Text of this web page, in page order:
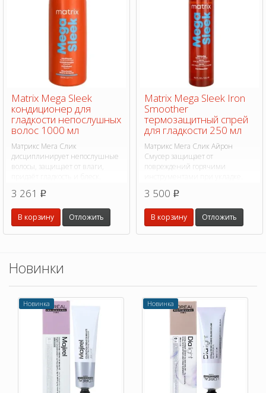
Matrix Mega Sleek
кондиционер для
гладкости непослушных
волос 1000 мл
Матрикс Мега Слик
дисциплинирует непослушные
волосы, защищает от влаги,
3 261 p
В корзину Отложить
Matrix Mega Sleek Iron
Smoother
термозащитный спрей
для гладкости 250 мл
Матрикс Мега Слик Айрон
Смусер защищает от
повреждений горячими
3 500 p
В корзину Отложить
Новинки
Новинка Новинка